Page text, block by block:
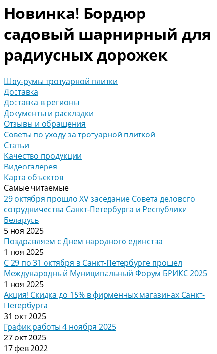
Новинка! Бордюр
садовый шарнирный для
радиусных дорожек
Шоу-румы тротуарной плитки
Доставка
Доставка в регионы
Документы и раскладки
Отзывы и обращения
Советы по уходу за тротуарной плиткой
Статьи
Качество продукции
Видеогалерея
Карта объектов
Самые читаемые
29 октября прошло XV заседание Совета делового
сотрудничества Санкт-Петербурга и Республики
Беларусь
5 ноя 2025
Поздравляем с Днем народного единства
1 ноя 2025
С 29 по 31 октября в Санкт-Петербурге прошел
Международный Муниципальный Форум БРИКС 2025
1 ноя 2025
Акция! Скидка до 15% в фирменных магазинах Санкт-
Петербурга
31 окт 2025
График работы 4 ноября 2025
27 окт 2025
17 фев 2022